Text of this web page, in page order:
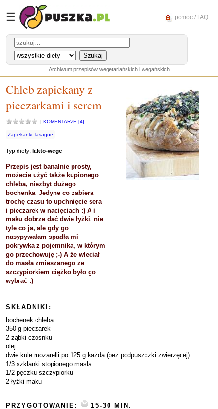
☰ pomoc / FAQ
Archiwum przepisów wegetariańskich i wegańskich
Chleb zapiekany z
pieczarkami i serem
| KOMENTARZE [4]
Zapiekanki, lasagne
Typ diety: lakto-wege
Przepis jest banalnie prosty,
możecie użyć także kupionego
chleba, niezbyt dużego
bochenka. Jedyne co zabiera
trochę czasu to upchnięcie sera
i pieczarek w nacięciach :) A i
maku dobrze dać dwie łyżki, nie
tyle co ja, ale gdy go
nasypywałam spadła mi
pokrywka z pojemnika, w którym
go przechowuję ;-) A że wleciał
do masła zmieszanego ze
szczypiorkiem ciężko było go
wybrać :)
SKŁADNIKI:
bochenek chleba
350 g pieczarek
2 ząbki czosnku
olej
dwie kule mozarelli po 125 g każda (bez podpuszczki zwierzęcej)
1/3 szklanki stopionego masła
1/2 pęczku szczypiorku
2 łyżki maku
PRZYGOTOWANIE:
15-30 MIN.